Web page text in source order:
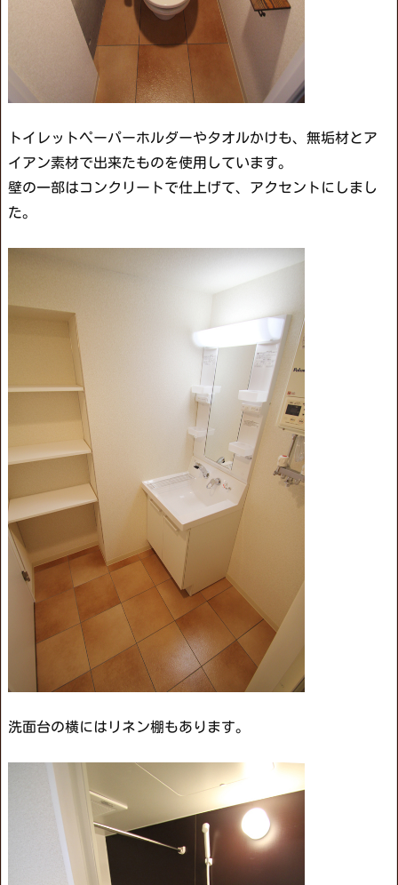
トイレットペーパーホルダーやタオルかけも、無垢材とア
イアン素材で出来たものを使用しています。
壁の一部はコンクリートで仕上げて、アクセントにしまし
た。
洗面台の横にはリネン棚もあります。